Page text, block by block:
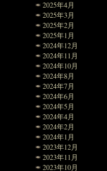
2025年4月
2025年3月
2025年2月
2025年1月
2024年12月
2024年11月
2024年10月
2024年8月
2024年7月
2024年6月
2024年5月
2024年4月
2024年2月
2024年1月
2023年12月
2023年11月
2023年10月